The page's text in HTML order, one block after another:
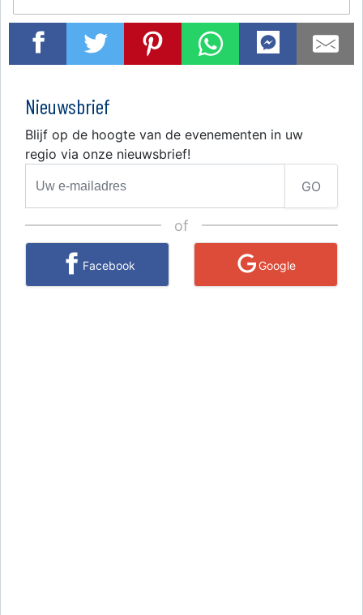
Nieuwsbrief
Blijf op de hoogte van de evenementen in uw
regio via onze nieuwsbrief!
GO
of
Facebook Google